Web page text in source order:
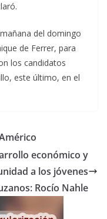
del domingo
de Ferrer, para
los candidatos
este último, en el
económico y
a los jóvenes
Rocío Nahle